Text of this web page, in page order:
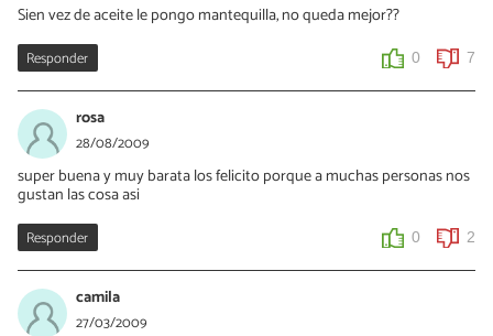
Sien vez de aceite le pongo mantequilla, no queda mejor??
Responder 0 7
rosa
28/08/2009
super buena y muy barata los felicito porque a muchas personas nos
gustan las cosa asi
Responder 0 2
camila
27/03/2009